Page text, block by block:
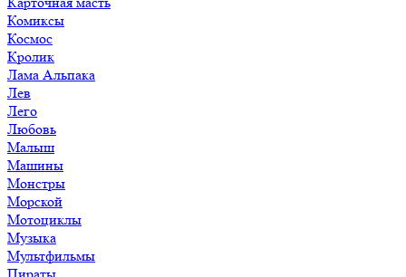
Комиксы
Космос
Кролик
Лама Альпака
Лев
Лего
Любовь
Малыш
Машины
Монстры
Морской
Мотоциклы
Музыка
Мультфильмы